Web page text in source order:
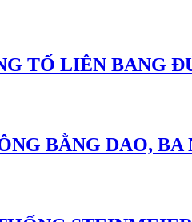
TỐ LIÊN BANG
BẰNG DAO,